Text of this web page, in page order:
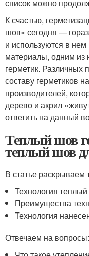
список можно
К счастью,
шов» сегодня —
и используются в
материалы, одним из
герметик. Различных
составу герметиков
производителей,
дерево и акрил
ответить на данный
Теплый шов
теплый шов
В статье раскрываем
Технология
Преимущества
Технология
Отвечаем на вопросы: